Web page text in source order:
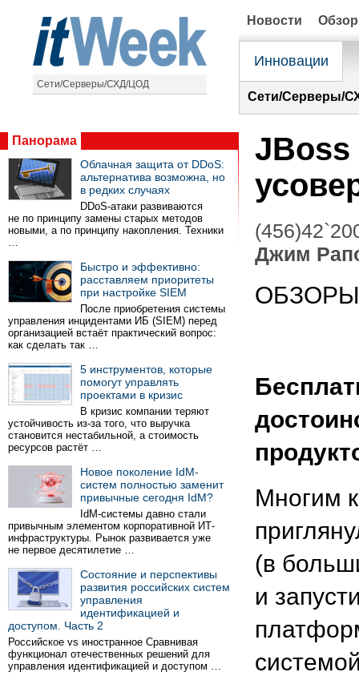
Сети/Серверы/СХД/ЦОД
Новости
Инновации
Сети/Серверы/
Панорама
Облачная защита от DDoS:
альтернатива возможна, но
в редких случаях
DDoS-атаки развиваются
не по принципу замены старых методов
новыми, а по принципу накопления. Техники
…
Быстро и эффективно:
расставляем приоритеты
при настройке SIEM
После приобретения системы
управления инцидентами ИБ (SIEM) перед
организацией встаёт практический вопрос:
как сделать так …
5 инструментов, которые
помогут управлять
проектами в кризис
В кризис компании теряют
устойчивость из-за того, что выручка
становится нестабильной, а стоимость
ресурсов растёт …
Новое поколение IdM-
систем полностью заменит
привычные сегодня IdM?
IdM-системы давно стали
привычным элементом корпоративной ИТ-
инфраструктуры. Рынок развивается уже
не первое десятилетие …
Состояние и перспективы
развития российских систем
управления
идентификацией и
доступом. Часть 2
Российское vs иностранное Сравнивая
функционал отечественных решений для
управления идентификацией и доступом …
JBoss
Джим
ОБЗОРЫ
Многим
(в
и